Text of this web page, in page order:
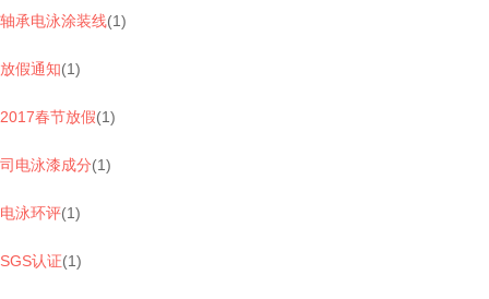
轴承电泳涂装线(1)
放假通知(1)
2017春节放假(1)
司电泳漆成分(1)
电泳环评(1)
SGS认证(1)